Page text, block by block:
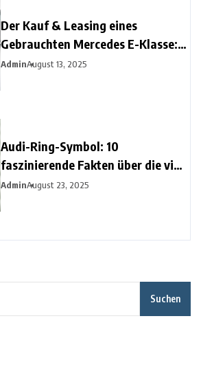
Der Kauf & Leasing eines
Gebrauchten Mercedes E-Klasse:
Tipps & Wartung für
AdminAugust 13, 2025
Audi-Ring-Symbol: 10
faszinierende Fakten über die vier
Ringe
AdminAugust 23, 2025
Suchen